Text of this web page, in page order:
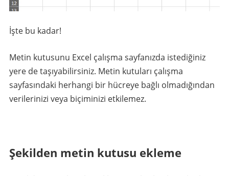
İşte bu kadar!
Metin kutusunu Excel çalışma sayfanızda istediğiniz
yere de taşıyabilirsiniz. Metin kutuları çalışma
sayfasındaki herhangi bir hücreye bağlı olmadığından
verilerinizi veya biçiminizi etkilemez.
Şekilden metin kutusu ekleme